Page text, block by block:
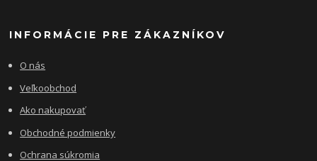
INFORMÁCIE PRE ZÁKAZNÍKOV
O nás
Veľkoobchod
Ako nakupovať
Obchodné podmienky
Ochrana súkromia